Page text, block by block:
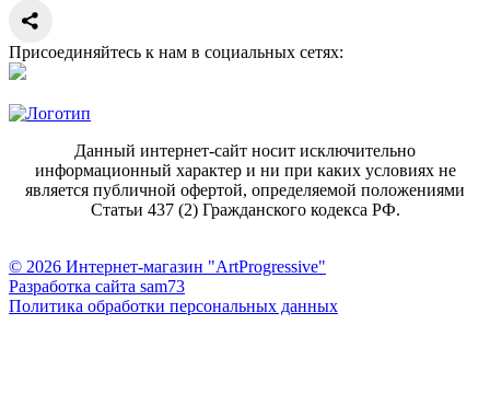
Присоединяйтесь к нам в социальных сетях:
Данный интернет-сайт носит исключительно
информационный характер и ни при каких условиях не
является публичной офертой, определяемой положениями
Статьи 437 (2) Гражданского кодекса РФ.
© 2026 Интернет-магазин "ArtProgressive"
Разработка сайта sam73
Политика обработки персональных данных